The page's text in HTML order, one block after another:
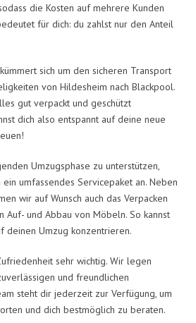
die Kosten auf mehrere Kunden
für dich: du zahlst nur den Anteil
sich um den sicheren Transport
von Hildesheim nach Blackpool.
gut verpackt und geschützt
dich also entspannt auf deine neue
Umzugsphase zu unterstützen,
umfassendes Servicepaket an. Neben
wir auf Wunsch auch das Verpacken
Auf- und Abbau von Möbeln. So kannst
deinen Umzug konzentrieren.
sehr wichtig. Wir legen
und freundlichen
steht dir jederzeit zur Verfügung, um
und dich bestmöglich zu beraten.